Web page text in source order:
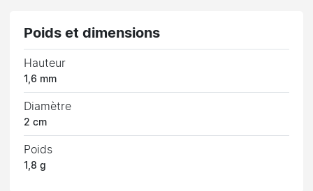
Poids et dimensions
Hauteur
1,6 mm
Diamètre
2 cm
Poids
1,8 g